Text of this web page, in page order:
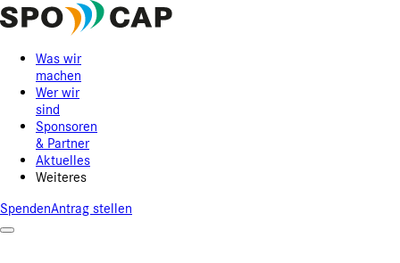
Was wir
machen
Wer wir
sind
Sponsoren
& Partner
Aktuelles
Weiteres
SpendenAntrag stellen